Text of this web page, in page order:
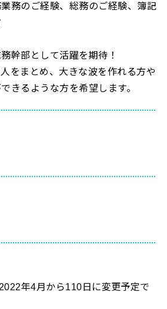
務のご経験、総務のご経験、簿記
幹部として活躍を期待！
をまとめ、大きな波を作れる方や
きるような方を希望します。
年4月から110日に変更予定で